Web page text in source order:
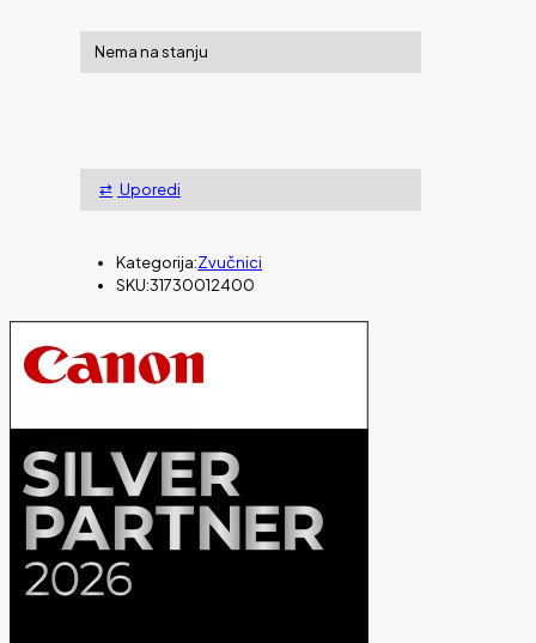
Nema na stanju
Uporedi
Kategorija:Zvučnici
SKU:31730012400